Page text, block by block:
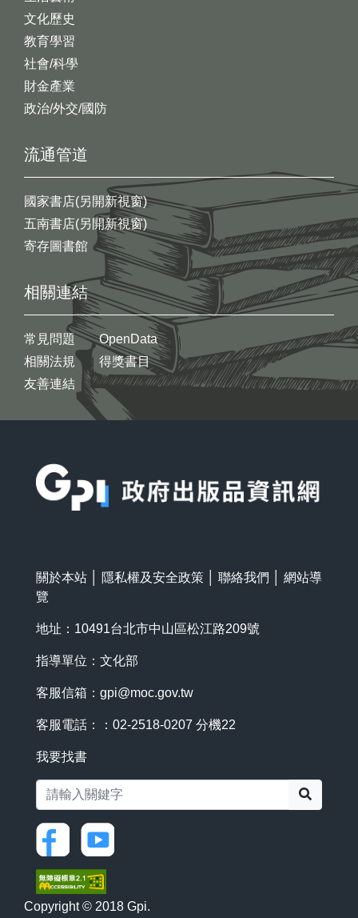
文化歷史
教育學習
社會/科學
財金產業
政治/外交/國防
流通管道
國家書店(另開新視窗)
五南書店(另開新視窗)
寄存圖書館
相關連結
常見問題
相關法規
友善連結
OpenData
得獎書目
關於本站 隱私權及安全政策 聯絡我們
網站導
覽
地址：10491台北市中山區松江路209號
指導單位：文化部
客服信箱： gpi@moc.gov.tw
客服電話：：02-2518-0207 分機22
我要找書
Copyright © 2018 Gpi.